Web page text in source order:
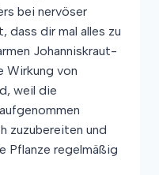
bei nervöser
dass dir mal alles zu
Johanniskraut-
Wirkung von
weil die
zuzubereiten und
Pflanze regelmäßig